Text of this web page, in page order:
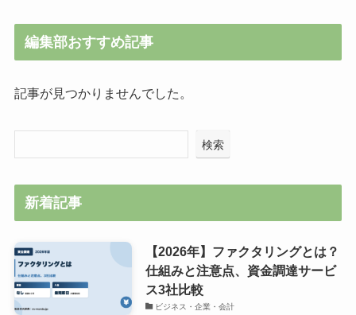
編集部おすすめ記事
記事が見つかりませんでした。
検索
新着記事
【2026年】ファクタリングとは？
仕組みと注意点、資金調達サービ
ス3社比較
ビジネス・企業・会計